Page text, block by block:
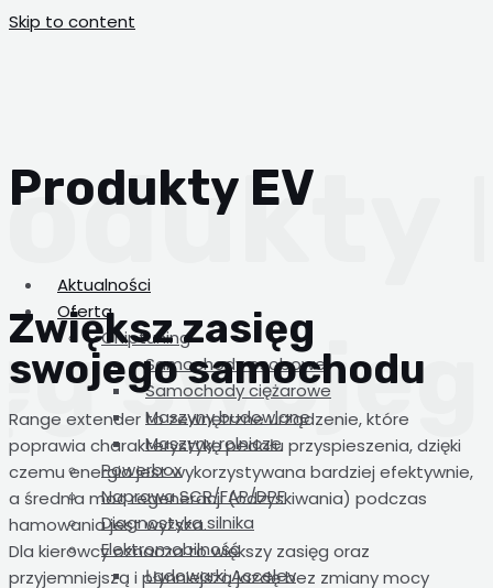
Skip to content
Aktualności
Oferta
Chiptuning
Samochody osobowe
Samochody ciężarowe
Maszyny budowlane
Maszyny rolnicze
Powerbox
Naprawa SCR/FAP/DPF
Diagnostyka silnika
Elektromobilność
Ładowarki Accelev
Produkty EV
Zwiększ zasięg
swojego samochodu
Range extender to zewnętrzne urządzenie, które
poprawia charakterystykę pedału przyspieszenia, dzięki
czemu energia jest wykorzystywana bardziej efektywnie,
a średnia moc regeneracji (odzyskiwania) podczas
hamowania jest wyższa.
Dla kierowcy oznacza to większy zasięg oraz
przyjemniejszą i płynniejszą jazdę bez zmiany mocy